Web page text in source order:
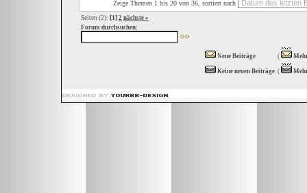
Zeige Themen 1 bis 20 von 36, sortiert nach
Seiten (2): [1] 2 nächste »
Forum durchsuchen:
Neue Beiträge (
Keine neuen Beiträge (